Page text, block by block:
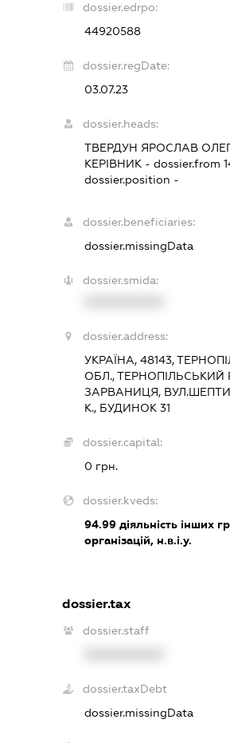
dossier.edrpo:
44920588
dossier.regDate:
03.07.23
dossier.heads:
ТВЕРДУН ЯРОСЛАВ
КЕРІВНИК - dossier.from
dossier.position -
dossier.beneficiaries:
dossier.missingData
dossier.smida:
dossier.address:
УКРАЇНА, 48143,
ОБЛ., ТЕРНОПІЛЬСЬКИЙ
ЗАРВАНИЦЯ,
К., БУДИНОК 31
dossier.capital:
0 грн.
dossier.kveds:
94.99 діяльність інших
організацій, н.в.і.у.
dossier.tax
dossier.staff
dossier.taxDebt
dossier.missingData